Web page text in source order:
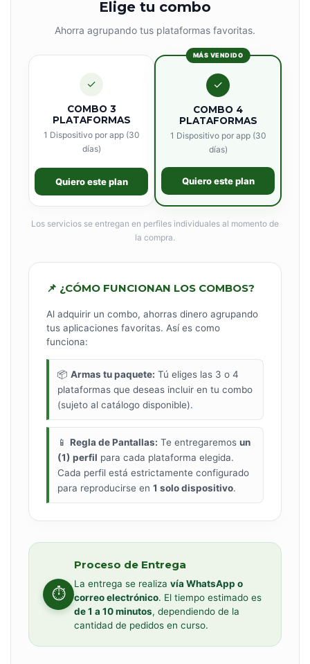
Elige tu combo
Ahorra agrupando tus plataformas favoritas.
✓
COMBO 3
PLATAFORMAS
1 Dispositivo por app (30
días)
Quiero este plan
MÁS VENDIDO
✓
COMBO 4
PLATAFORMAS
1 Dispositivo por app (30
días)
Quiero este plan
Los servicios se entregan en perfiles individuales al momento de
la compra.
📌 ¿CÓMO FUNCIONAN LOS COMBOS?
Al adquirir un combo, ahorras dinero agrupando
tus aplicaciones favoritas. Así es como
funciona:
📦 Armas tu paquete: Tú eliges las 3 o 4
plataformas que deseas incluir en tu combo
(sujeto al catálogo disponible).
📱 Regla de Pantallas: Te entregaremos un
(1) perfil para cada plataforma elegida.
Cada perfil está estrictamente configurado
para reproducirse en 1 solo dispositivo.
⏱️
Proceso de Entrega
La entrega se realiza vía WhatsApp o
correo electrónico. El tiempo estimado es
de 1 a 10 minutos, dependiendo de la
cantidad de pedidos en curso.